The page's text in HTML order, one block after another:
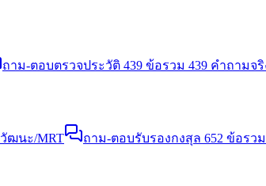
ถาม-ตอบตรวจประวัติ 439 ข้อรวม 439 คำถามจ
ฒนะ/MRT ถาม-ตอบรับรองกงสุล 652 ข้อรว